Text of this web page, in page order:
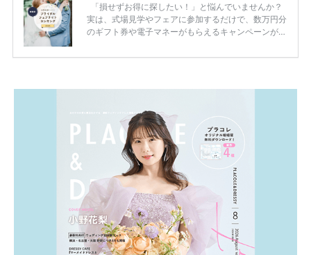
「損せずお得に探したい！」と悩んでいませんか？
実は、式場見学やフェアに参加するだけで、数万円分
のギフト券や電子マネーがもらえるキャンペーンがあ
ため、比較せずに選ぶと損をしてしまうことも……。
一番お得？」「プラコレの特典は？」といった疑問も
解決します。 まずは診断で候補を絞れる「ウェディ
ング診断」か、体験型 […]続きを読む